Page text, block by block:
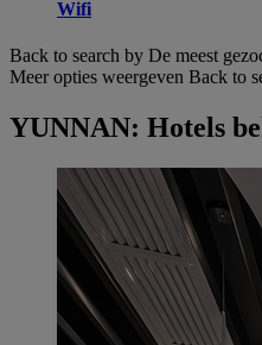
Wifi
Back to search by De meest
Meer opties weergeven Back to
YUNNAN: Hotels